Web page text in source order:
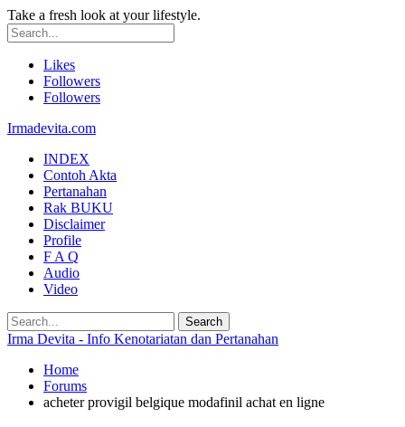
Take a fresh look at your lifestyle.
Likes
Followers
Followers
Irmadevita.com
INDEX
Contoh Akta
Pertanahan
Rak BUKU
Disclaimer
Profile
F A Q
Audio
Video
Irma Devita - Info Kenotariatan dan Pertanahan
Home
Forums
acheter provigil belgique modafinil achat en ligne